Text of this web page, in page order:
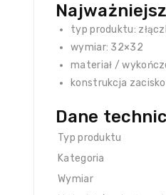
typ produktu:
wymiar: 32×32
materiał /
konstrukcja
Dane
Typ produktu
Kategoria
Wymiar